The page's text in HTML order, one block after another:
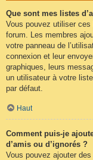
Que sont mes listes
Vous pouvez utiliser
forum. Les membres
votre panneau de
connexion et leur
graphiques, leurs
un utilisateur à votre
par défaut.
Haut
Comment puis-je
d’amis ou d’ignorés ?
Vous pouvez ajouter